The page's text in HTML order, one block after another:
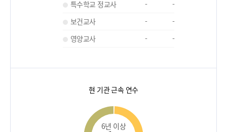
특수학교 정교사
-
-
보건교사
-
-
영양교사
- -
현 기관 근속 연수
6년 이상